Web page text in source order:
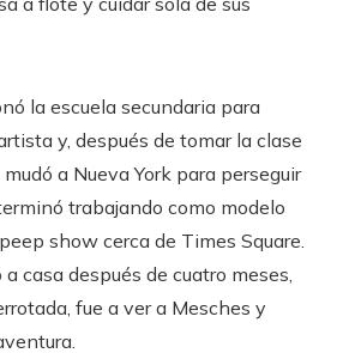
la escuela secundaria para
y, después de tomar la clase
a Nueva York para perseguir
trabajando como modelo
show cerca de Times Square.
a casa después de cuatro meses,
fue a ver a Mesches y